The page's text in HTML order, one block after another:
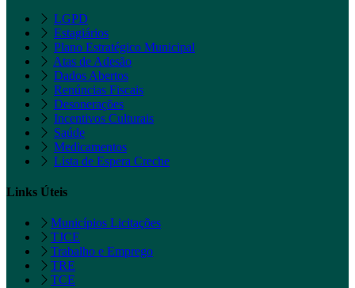
LGPD
Estagiários
Plano Estratégico Municipal
Atas de Adesão
Dados Abertos
Renúncias Fiscais
Desonerações
Incentivos Culturais
Saúde
Medicamentos
Lista de Espera Creche
Links Úteis
Municípios Licitações
TJCE
Trabalho e Emprego
TRE
TCE